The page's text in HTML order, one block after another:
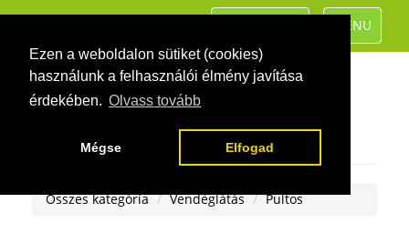
Ezen a weboldalon sütiket (cookies)
használunk a felhasználói élmény javítása
érdekében. Olvass tovább
Mégse Elfogad
TOGGLE
NAVIGATION
MENU
Összes kategória Vendéglátás Pultos